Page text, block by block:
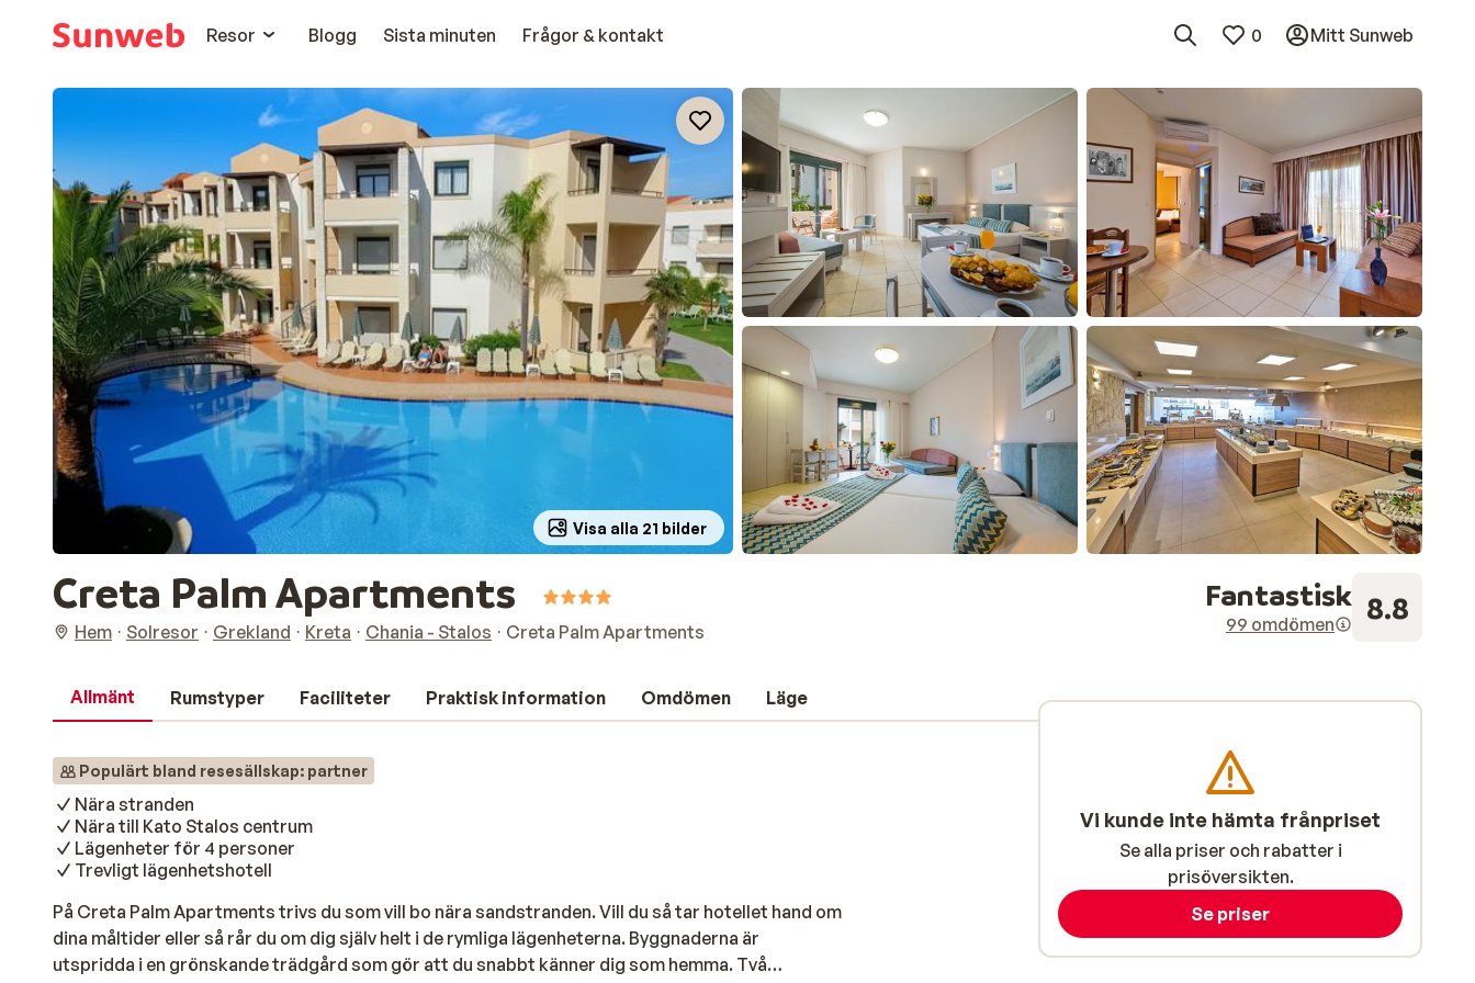
Resor
Blogg Sista minuten Frågor & kontakt 0 Mitt Sunweb
Visa alla 21 bilder
Creta Palm Apartments
Hem Solresor Grekland Kreta Chania - Stalos Creta Palm Apartments
Fantastisk
99 omdömen 8.8
Allmänt Rumstyper Faciliteter Praktisk information Omdömen Läge
Populärt bland resesällskap: partner
Nära stranden
Nära till Kato Stalos centrum
Lägenheter för 4 personer
Trevligt lägenhetshotell
På Creta Palm Apartments trivs du som vill bo nära sandstranden. Vill du så tar hotellet hand om
dina måltider eller så rår du om dig själv helt i de rymliga lägenheterna. Byggnaderna är
utspridda i en grönskande trädgård som gör att du snabbt känner dig som hemma. Två
Vi kunde inte hämta frånpriset
Se alla priser och rabatter i
prisöversikten.
Se priser